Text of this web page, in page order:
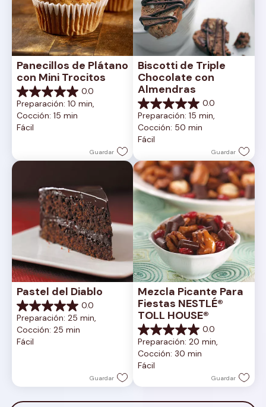
Panecillos de Plátano
con Mini Trocitos
0.0
0.0
de
5
estrellas.
Preparación: 10 min,
Cocción: 15 min
Fácil
Guardar
Biscotti de Triple
Chocolate con
Almendras
0.0
0.0
de
5
estrellas.
Preparación: 15 min,
Cocción: 50 min
Fácil
Guardar
Pastel del Diablo
0.0
0.0
de
5
estrellas.
Preparación: 25 min,
Cocción: 25 min
Fácil
Guardar
Mezcla Picante Para
Fiestas NESTLÉ®
TOLL HOUSE®
0.0
0.0
de
5
estrellas.
Preparación: 20 min,
Cocción: 30 min
Fácil
Guardar